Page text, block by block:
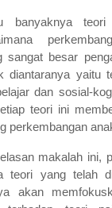
banyaknya
sangat besar
diantaranya yaitu
dan sosial-
teori ini
perkembangan
makalah ini,
teori yang telah
akan